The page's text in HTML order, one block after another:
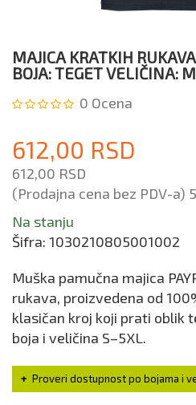
MAJICA KRATKIH
BOJA: TEGET VELIČINA: M
0 Ocena
612,00 RSD
612,00 RSD
(Prodajna cena bez PDV-a)
Na stanju
Šifra: 1030210805001002
Muška pamučna majica
rukava, proizvedena od
klasičan kroj koji prati oblik
boja i veličina S–5XL.
Proveri dostupnost po bojama i